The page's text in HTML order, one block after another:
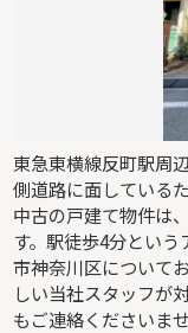
東急東横線反町駅周
側道路に面している
中古の戸建て物件は
す。駅徒歩4分とい
市神奈川区について
しい当社スタッフが
もご連絡くださいませ